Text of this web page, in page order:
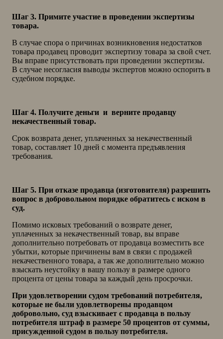
Шаг 3. Примите участие в проведении экспертизы
товара.
В случае спора о причинах возникновения недостатков
товара продавец проводит экспертизу товара за свой счет.
Вы вправе присутствовать при проведении экспертизы.
В случае несогласия выводы экспертов можно оспорить в
судебном порядке.
Шаг 4. Получите деньги и верните продавцу
некачественный товар.
Срок возврата денег, уплаченных за некачественный
товар, составляет 10 дней с момента предъявления
требования.
Шаг 5. При отказе продавца (изготовителя) разрешить
вопрос в добровольном порядке обратитесь с иском в
суд.
Помимо исковых требований о возврате денег,
уплаченных за некачественный товар, вы вправе
дополнительно потребовать от продавца возместить все
убытки, которые причинены вам в связи с продажей
некачественного товара, а так же дополнительно можно
взыскать неустойку в вашу пользу в размере одного
процента от цены товара за каждый день просрочки.
При удовлетворении судом требований потребителя,
которые не были удовлетворены продавцом
добровольно, суд взыскивает с продавца в пользу
потребителя штраф в размере 50 процентов от суммы,
присужденной судом в пользу потребителя.